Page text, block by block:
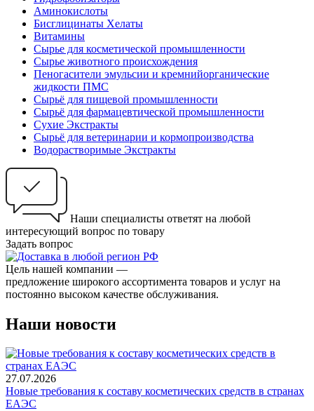
Аминокислоты
Бисглицинаты Хелаты
Витамины
Сырье для косметической промышленности
Сырье животного происхождения
Пеногасители эмульсии и кремнийорганические
жидкости ПМС
Сырьё для пищевой промышленности
Сырьё для фармацевтической промышленности
Сухие Экстракты
Сырьё для ветеринарии и кормопроизводства
Водорастворимые Экстракты
Наши специалисты ответят на любой
интересующий вопрос по товару
Задать вопрос
Цель нашей компании —
предложение широкого ассортимента товаров и услуг на
постоянно высоком качестве обслуживания.
Наши новости
27.07.2026
Новые требования к составу косметических средств в странах
ЕАЭС